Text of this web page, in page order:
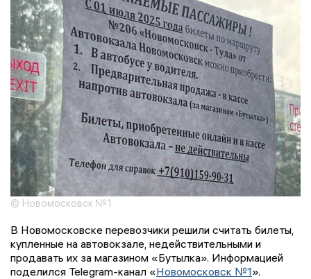
© Новомосковск №1
В Новомосковске перевозчики решили считать билеты,
купленные на автовокзале, недействительными и
продавать их за магазином «Бутылка». Информацией
поделился Telegram-канал «Новомосковск №1».